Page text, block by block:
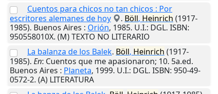
Cuentos para chicos no tan chicos : Por
escritores alemanes de hoy
. Böll, Heinrich (1917-
1985). Buenos Aires : Orión, 1985. U.I.: DGL. ISBN:
950558010X. (M) TEXTO NO LITERARIO
La balanza de los Balek. Böll, Heinrich (1917-
1985). En: Cuentos que me apasionaron; 10. 5a.ed.
Buenos Aires : Planeta, 1999. U.I.: DGL. ISBN: 950-49-
0572-2. (A) LITERATURA